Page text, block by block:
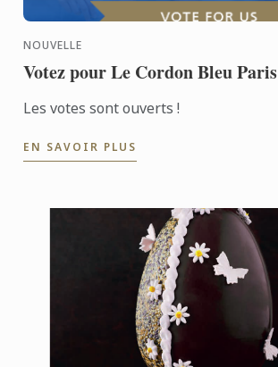
NOUVELLE
Votez pour Le Cordon Bleu Paris
Les votes sont ouverts !
EN SAVOIR PLUS